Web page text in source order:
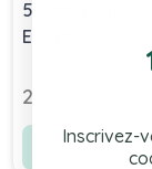
500ml
Enfant Trixie
personnaliser
Prénom
29,00 chf
Voir le
Inscrivez-